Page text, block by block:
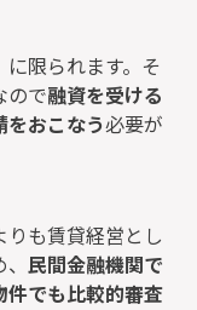
限られます。そ
ので融資を受ける
おこなう必要が
も賃貸経営とし
民間金融機関で
件でも比較的審査